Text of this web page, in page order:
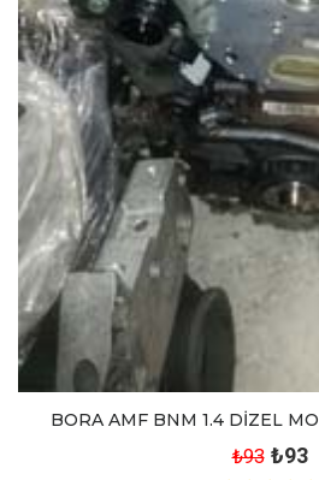
BORA AMF BNM 1.4 DİZEL
₺93 ₺93